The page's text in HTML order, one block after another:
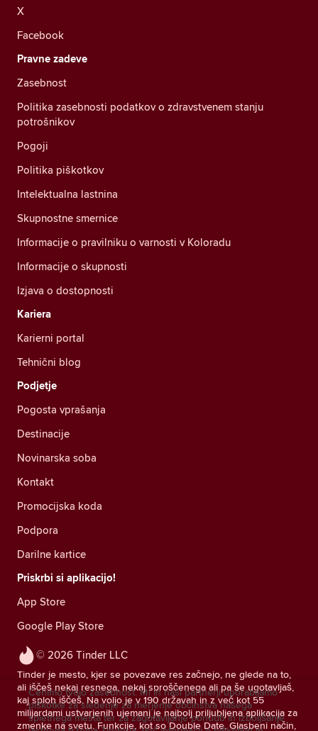
© 2026 Tinder LLC
Tinder je mesto, kjer se povezave res začnejo, ne glede na to,
ali iščeš nekaj resnega, nekaj sproščenega ali pa še ugotavljaš,
kaj sploh iščeš. Na voljo je v 190 državah in z več kot 55
milijardami ustvarjenih ujemanj je najbolj priljubljena aplikacija za
zmenke na svetu. Funkcije, kot so Double Date, Glasbeni način,
X
Facebook
Pravne zadeve
Zasebnost
Politika zasebnosti podatkov o zdravstvenem stanju
potrošnikov
Pogoji
Politika piškotkov
Intelektualna lastnina
Skupnostne smernice
Informacije o pravilniku o varnosti v Koloradu
Informacije o skupnosti
Izjava o dostopnosti
Kariera
Karierni portal
Tehnični blog
Podjetje
Pogosta vprašanja
Destinacije
Novinarska soba
Kontakt
Promocijska koda
Podpora
Darilne kartice
Priskrbi si aplikacijo!
App Store
Google Play Store
Cenimo tvojo zasebnost. Mi in naši partnerji uporabljamo
piškotke za sledenje za merjenje občinstva našega
spletnega mesta ter za zagotavljanje ponudb in izboljšanje